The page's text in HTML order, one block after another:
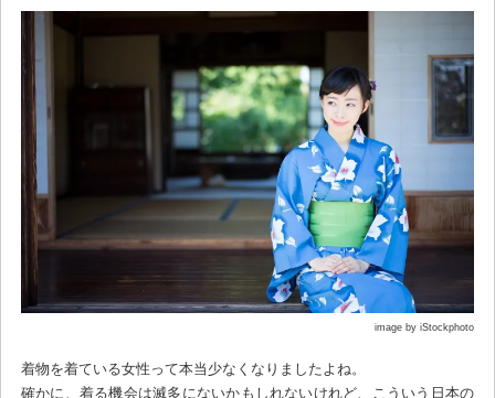
image by iStockphoto
着物を着ている女性って本当少なくなりましたよね。
確かに、着る機会は滅多にないかもしれないけれど、こういう日本の